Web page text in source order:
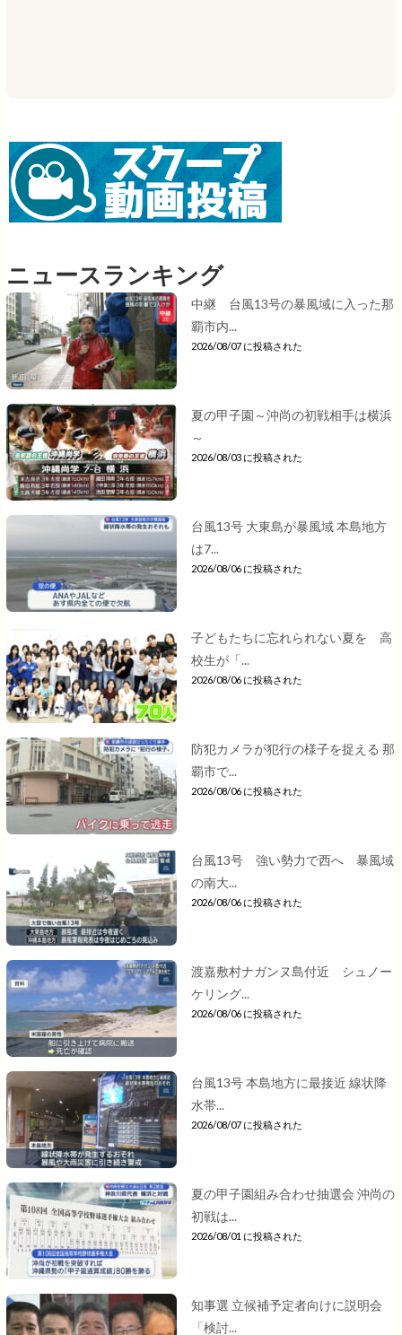
ニュースランキング
中継 台風13号の暴風域に入った那
覇市内...
2026/08/07 に投稿された
夏の甲子園～沖尚の初戦相手は横浜
～
2026/08/03 に投稿された
台風13号 大東島が暴風域 本島地方
は7...
2026/08/06 に投稿された
子どもたちに忘れられない夏を 高
校生が「...
2026/08/06 に投稿された
防犯カメラが犯行の様子を捉える 那
覇市で...
2026/08/06 に投稿された
台風13号 強い勢力で西へ 暴風域
の南大...
2026/08/06 に投稿された
渡嘉敷村ナガンヌ島付近 シュノー
ケリング...
2026/08/06 に投稿された
台風13号 本島地方に最接近 線状降
水帯...
2026/08/07 に投稿された
夏の甲子園組み合わせ抽選会 沖尚の
初戦は...
2026/08/01 に投稿された
知事選 立候補予定者向けに説明会
「検討...